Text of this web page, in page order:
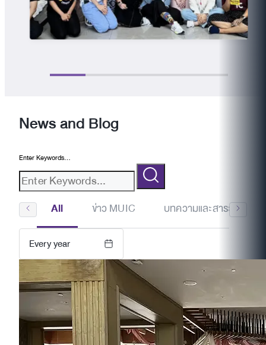
News and Blog
Enter Keywords...
All ข่าว MUIC บทความและสาระน่ารู้
Every year